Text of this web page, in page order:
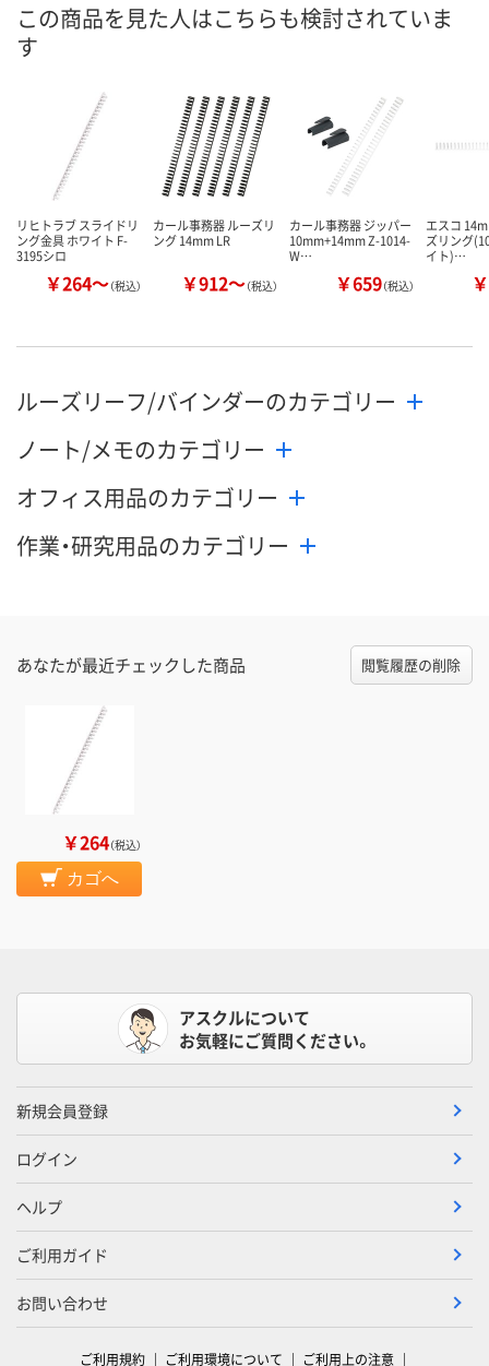
お届け日
数量
カゴへ
数量
カゴへ
この商品を見た人はこちらも検討されていま
す
リヒトラブ スライドリ
ング金具 ホワイト F-
3195シロ
￥264～（税込）
カール事務器 ルーズリ
ング 14mm LR
￥912～（税込）
カール事務器 ジッパー
10mm+14mm Z-1014-
W…
￥659（税込）
エスコ
ズリング
イト)…
ルーズリーフ/バインダーのカテゴリー
ノート/メモのカテゴリー
オフィス用品のカテゴリー
作業・研究用品のカテゴリー
あなたが最近チェックした商品 閲覧履歴の削除
￥264（税込）
カゴへ
アスクルについて
お気軽にご質問ください。
新規会員登録
ログイン
ヘルプ
ご利用ガイド
お問い合わせ
ご利用規約 ご利用環境について ご利用上の注意